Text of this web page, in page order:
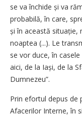
se va închide și va
probabilă, în care,
și în această situație,
noaptea (...). Le
se vor duce, în
aici, de la Iași, de la
Dumnezeu”.
Prin efortul depus de
Afacerilor Interne, în